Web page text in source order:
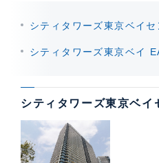
シティタワーズ東京ベイ
シティタワーズ東京ベイ
シティタワーズ東京ベイ